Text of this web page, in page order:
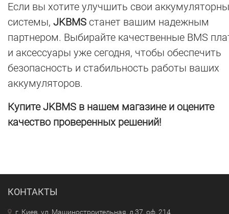
Если вы хотите улучшить свои
системы, JKBMS станет вашим надежным
партнером. Выбирайте качественные BMS
и аксессуары уже сегодня, чтобы обеспечить
безопасность и стабильность работы ваших
аккумуляторов.
Купите JKBMS в нашем магазине и оцените
качество проверенных решений!
КОНТАКТЫ
г. Киев, ул. Машиностроительная, д.37, оф. 214